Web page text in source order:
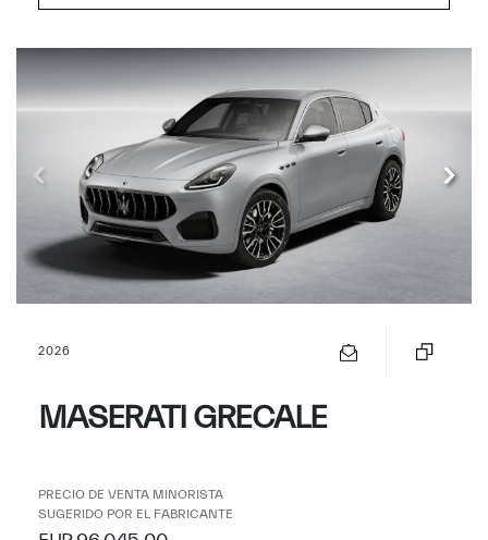
MASERATI GRECALE
2026
PRECIO DE VENTA MINORISTA
SUGERIDO POR EL FABRICANTE